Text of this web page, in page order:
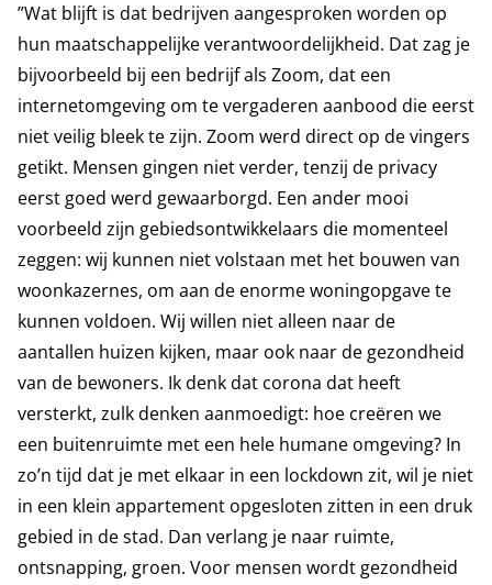
”Wat blijft is dat bedrijven aangesproken worden op
hun maatschappelijke verantwoordelijkheid. Dat zag je
bijvoorbeeld bij een bedrijf als Zoom, dat een
internetomgeving om te vergaderen aanbood die eerst
niet veilig bleek te zijn. Zoom werd direct op de vingers
getikt. Mensen gingen niet verder, tenzij de privacy
eerst goed werd gewaarborgd. Een ander mooi
voorbeeld zijn gebiedsontwikkelaars die momenteel
zeggen: wij kunnen niet volstaan met het bouwen van
woonkazernes, om aan de enorme woningopgave te
kunnen voldoen. Wij willen niet alleen naar de
aantallen huizen kijken, maar ook naar de gezondheid
van de bewoners. Ik denk dat corona dat heeft
versterkt, zulk denken aanmoedigt: hoe creëren we
een buitenruimte met een hele humane omgeving? In
zo’n tijd dat je met elkaar in een lockdown zit, wil je niet
in een klein appartement opgesloten zitten in een druk
gebied in de stad. Dan verlang je naar ruimte,
ontsnapping, groen. Voor mensen wordt gezondheid